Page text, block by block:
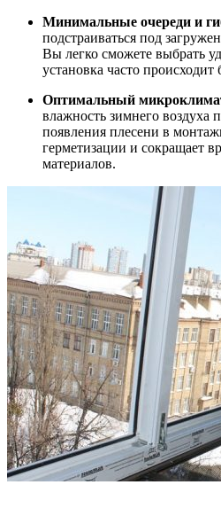
Минимальные очереди и
подстраиваться под
Вы легко сможете выбрать
установка часто происходит
Оптимальный
влажность зимнего воздуха
появления плесени в
герметизации и сокращает
материалов.